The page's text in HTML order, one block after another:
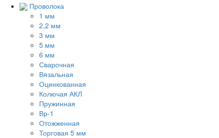
Проволока
1 мм
2,2 мм
3 мм
5 мм
6 мм
Сварочная
Вязальная
Оцинкованная
Колючая АКЛ
Пружинная
Вр-1
Отожженная
Торговая 5 мм